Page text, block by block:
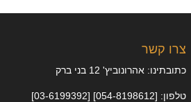
צרו קשר
כתובתינו: אהרונוביץ' 12 בני ברק
טלפון: [054-8198612] [03-6199392]